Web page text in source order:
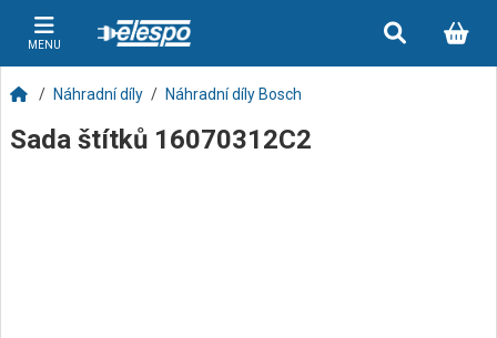
MENU
Náhradní díly Náhradní díly Bosch
Sada štítků 16070312C2